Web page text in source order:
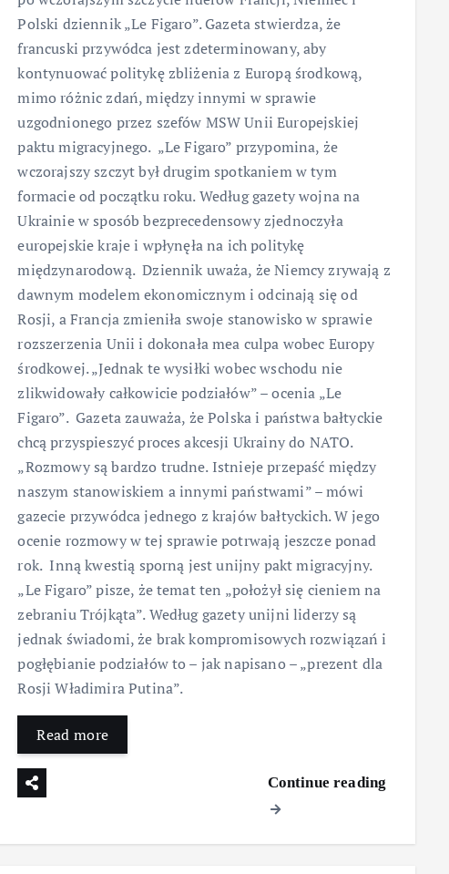
Polski dziennik „Le Figaro”. Gazeta stwierdza, że
francuski przywódca jest zdeterminowany, aby
kontynuować politykę zbliżenia z Europą środkową,
mimo różnic zdań, między innymi w sprawie
uzgodnionego przez szefów MSW Unii Europejskiej
paktu migracyjnego. „Le Figaro” przypomina, że
wczorajszy szczyt był drugim spotkaniem w tym
formacie od początku roku. Według gazety wojna na
Ukrainie w sposób bezprecedensowy zjednoczyła
europejskie kraje i wpłynęła na ich politykę
międzynarodową. Dziennik uważa, że Niemcy zrywają z
dawnym modelem ekonomicznym i odcinają się od
Rosji, a Francja zmieniła swoje stanowisko w sprawie
rozszerzenia Unii i dokonała mea culpa wobec Europy
środkowej. „Jednak te wysiłki wobec wschodu nie
zlikwidowały całkowicie podziałów” – ocenia „Le
Figaro”. Gazeta zauważa, że Polska i państwa bałtyckie
chcą przyspieszyć proces akcesji Ukrainy do NATO.
„Rozmowy są bardzo trudne. Istnieje przepaść między
naszym stanowiskiem a innymi państwami” – mówi
gazecie przywódca jednego z krajów bałtyckich. W jego
ocenie rozmowy w tej sprawie potrwają jeszcze ponad
rok. Inną kwestią sporną jest unijny pakt migracyjny.
„Le Figaro” pisze, że temat ten „położył się cieniem na
zebraniu Trójkąta”. Według gazety unijni liderzy są
jednak świadomi, że brak kompromisowych rozwiązań i
pogłębianie podziałów to – jak napisano – „prezent dla
Rosji Władimira Putina”.
Read more
Continue reading